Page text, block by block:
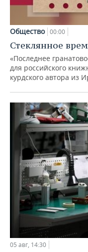
Общество 00:00
Стеклянное
«Последнее
для российского
курдского автора из
05 авг, 14:30